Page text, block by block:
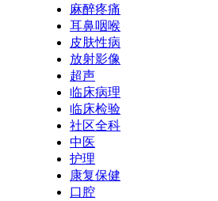
麻醉疼痛
耳鼻咽喉
皮肤性病
放射影像
超声
临床病理
临床检验
社区全科
中医
护理
康复保健
口腔